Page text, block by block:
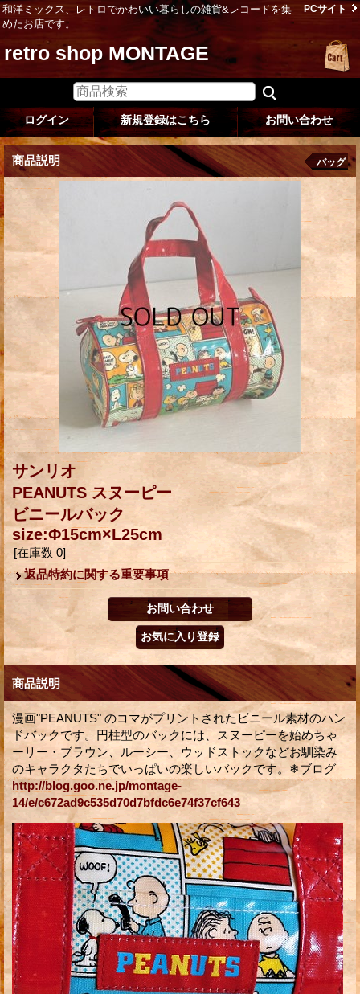
和洋ミックス、レトロでかわいい暮らしの雑貨&レコードを集
めたお店です。
PCサイト
retro shop MONTAGE
ログイン 新規登録はこちら お問い合わせ
商品説明 バッグ
サンリオ
PEANUTS スヌーピー
ビニールバック
size:Φ15cm×L25cm
[在庫数 0]
返品特約に関する重要事項
商品説明
漫画"PEANUTS" のコマがプリントされたビニール素材のハン
ドバックです。円柱型のバックには、スヌーピーを始めちゃ
ーリー・ブラウン、ルーシー、ウッドストックなどお馴染み
のキャラクタたちでいっぱいの楽しいバックです。❄ブログ
http://blog.goo.ne.jp/montage-
14/e/c672ad9c535d70d7bfdc6e74f37cf643